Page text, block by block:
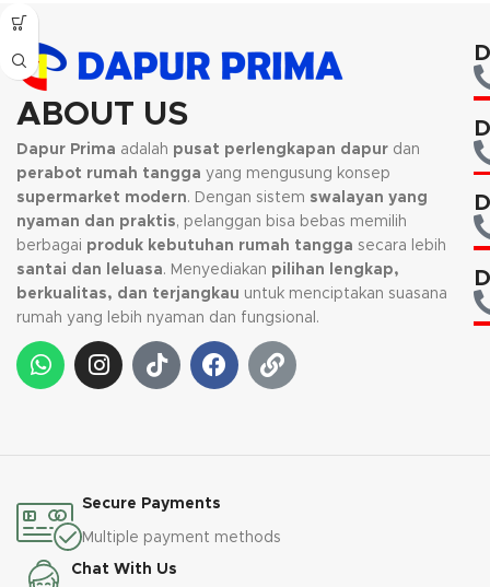
digunakan sebagai tempat mie dan
pada umumnya bisa digunakan
untuk jenis makanan apapun.
ABOUT US
Dapur Prima adalah pusat perlengkapan dapur dan
perabot rumah tangga yang mengusung konsep
supermarket modern. Dengan sistem swalayan yang
nyaman dan praktis, pelanggan bisa bebas memilih
berbagai produk kebutuhan rumah tangga secara lebih
santai dan leluasa. Menyediakan pilihan lengkap,
berkualitas, dan terjangkau untuk menciptakan suasana
rumah yang lebih nyaman dan fungsional.
Secure Payments
Multiple payment methods
Chat With Us